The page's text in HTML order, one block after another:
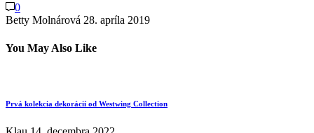
0
Betty Molnárová 28. apríla 2019
You May Also Like
Prvá kolekcia dekorácií od Westwing Collection